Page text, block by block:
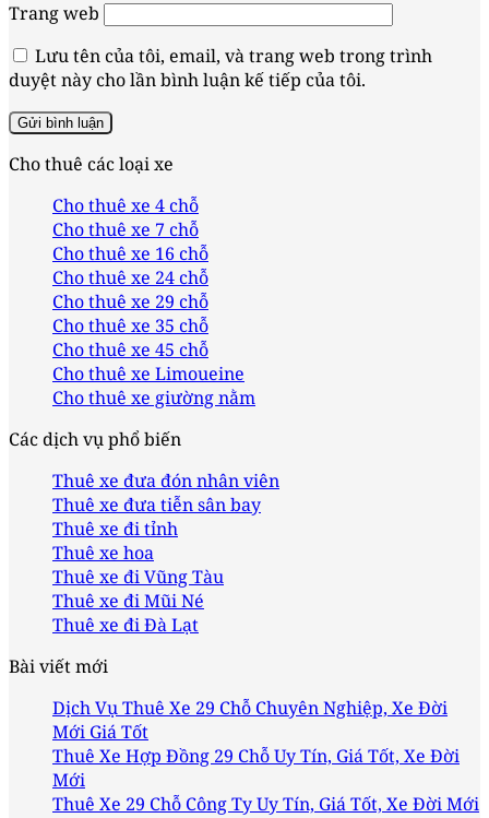
Trang web
Lưu tên của tôi, email, và trang web trong trình
duyệt này cho lần bình luận kế tiếp của tôi.
Cho thuê các loại xe
Cho thuê xe 4 chỗ
Cho thuê xe 7 chỗ
Cho thuê xe 16 chỗ
Cho thuê xe 24 chỗ
Cho thuê xe 29 chỗ
Cho thuê xe 35 chỗ
Cho thuê xe 45 chỗ
Cho thuê xe Limoueine
Cho thuê xe giường nằm
Các dịch vụ phổ biến
Thuê xe đưa đón nhân viên
Thuê xe đưa tiễn sân bay
Thuê xe đi tỉnh
Thuê xe hoa
Thuê xe đi Vũng Tàu
Thuê xe đi Mũi Né
Thuê xe đi Đà Lạt
Bài viết mới
Dịch Vụ Thuê Xe 29 Chỗ Chuyên Nghiệp, Xe Đời
Mới Giá Tốt
Thuê Xe Hợp Đồng 29 Chỗ Uy Tín, Giá Tốt, Xe Đời
Mới
Thuê Xe 29 Chỗ Công Ty Uy Tín, Giá Tốt, Xe Đời Mới